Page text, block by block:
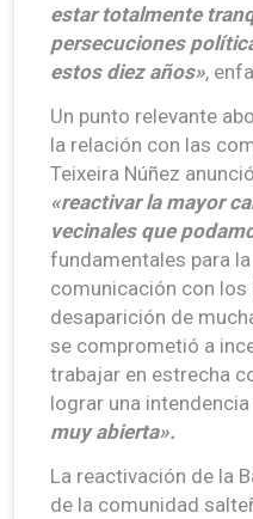
estar totalmente
persecuciones
estos diez años»,
Un punto relevante
la relación con las
Teixeira Núñez
«reactivar la mayor
vecinales que
fundamentales para
comunicación con los
desaparición de
se comprometió a
trabajar en estrecha
lograr una intendencia
muy abierta».
La reactivación de la
de la comunidad